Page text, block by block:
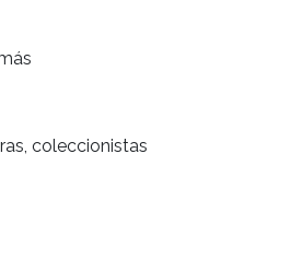
coleccionistas